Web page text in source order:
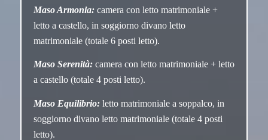
Maso Armonia: camera con letto matrimoniale +
letto a castello, in soggiorno divano letto
matrimoniale (totale 6 posti letto).
Maso Serenità: camera con letto matrimoniale + letto
a castello (totale 4 posti letto).
Maso Equilibrio: letto matrimoniale a soppalco, in
soggiorno divano letto matrimoniale (totale 4 posti
letto).